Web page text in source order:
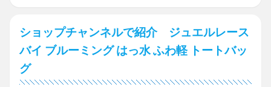
ショップチャンネルで紹介 ジュエルレース
バイ ブルーミング はっ水 ふわ軽 トートバッ
グ